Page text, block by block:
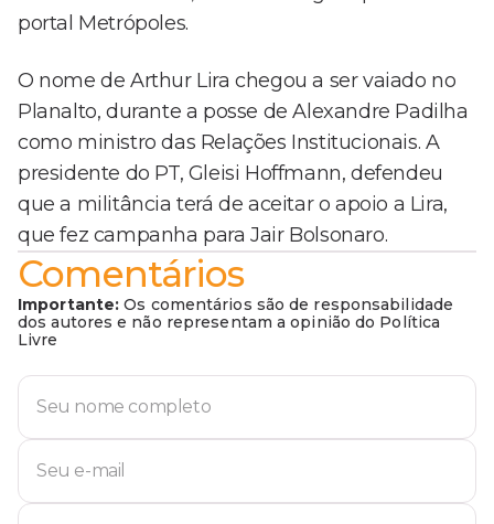
portal Metrópoles.
O nome de Arthur Lira chegou a ser vaiado no
Planalto, durante a posse de Alexandre Padilha
como ministro das Relações Institucionais. A
presidente do PT, Gleisi Hoffmann, defendeu
que a militância terá de aceitar o apoio a Lira,
que fez campanha para Jair Bolsonaro.
Comentários
Importante: Os comentários são de responsabilidade
dos autores e não representam a opinião do Política
Livre